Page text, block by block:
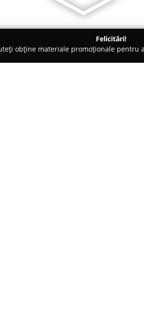
Felicitări!
obține materiale promoționale pentru